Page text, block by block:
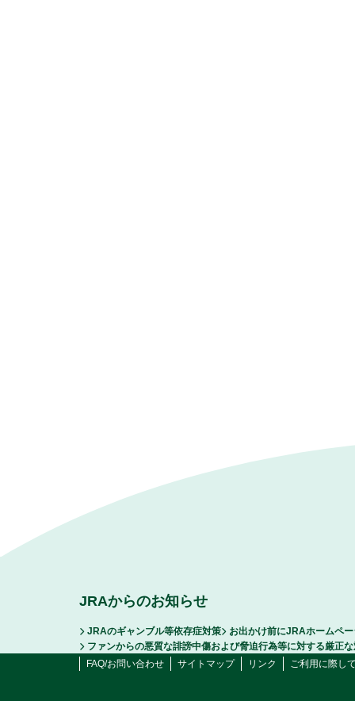
JRAからのお知らせ
JRAのギャンブル等依存症対策
お出かけ前にJRAホームペ
ファンからの悪質な誹謗中傷および脅迫行為等に対する厳正
FAQ/お問い合わせ
サイトマップ リンク ご利用に際し